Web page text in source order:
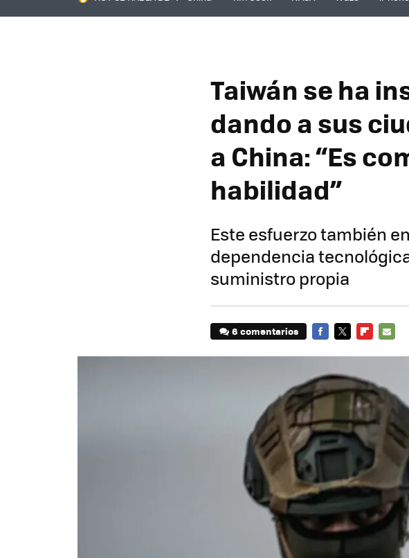
Taiwán se ha
dando a sus
a China: “Es
habilidad”
Este esfuerzo también
dependencia
suministro propia
6 comentarios